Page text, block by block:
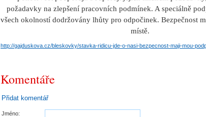
požadavky na zlepšení pracovních podmínek. A speciálně
všech okolností dodržovány lhůty pro odpočinek. Bezpečnost
místě.
http://gajduskova.cz/bleskovky/stavka-ridicu-jde-o-nasi-bezpecnost-maji-mou-
Komentáře
Přidat komentář
Jméno: